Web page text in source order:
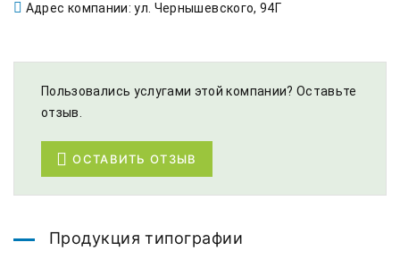
Адрес компании: ул. Чернышевского, 94Г
Пользовались услугами этой компании? Оставьте
отзыв.
ОСТАВИТЬ ОТЗЫВ
Продукция типографии